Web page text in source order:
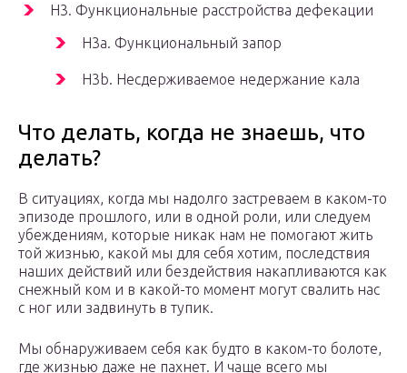
H3. Функциональные расстройства дефекации
H3a. Функциональный запор
H3b. Несдерживаемое недержание кала
Что делать, когда не знаешь, что
делать?
В ситуациях, когда мы надолго застреваем в каком-то
эпизоде прошлого, или в одной роли, или следуем
убеждениям, которые никак нам не помогают жить
той жизнью, какой мы для себя хотим, последствия
наших действий или бездействия накапливаются как
снежный ком и в какой-то момент могут свалить нас
с ног или задвинуть в тупик.
Мы обнаруживаем себя как будто в каком-то болоте,
где жизнью даже не пахнет. И чаще всего мы